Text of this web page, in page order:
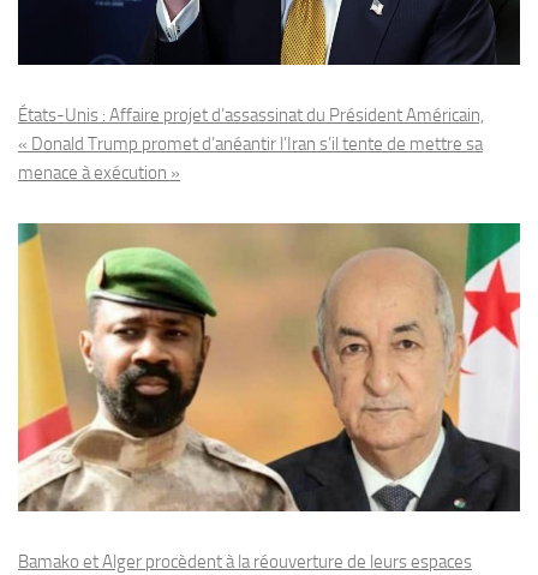
États-Unis : Affaire projet d’assassinat du Président Américain,
« Donald Trump promet d’anéantir l’Iran s’il tente de mettre sa
menace à exécution »
Bamako et Alger procèdent à la réouverture de leurs espaces